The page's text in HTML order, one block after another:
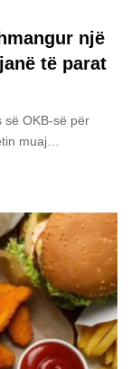
një
të parat
së OKB-së për
muaj…